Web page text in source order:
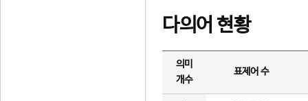
다의어 현황
의미
개수
표제어 수